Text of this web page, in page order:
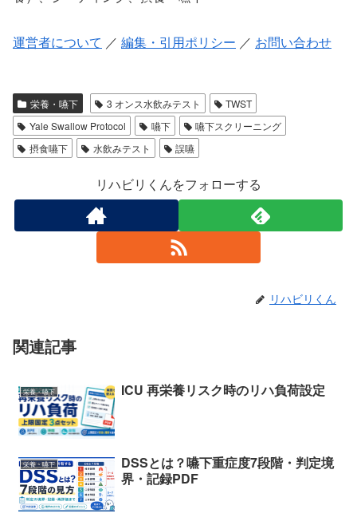
運営者について ／ 編集・引用ポリシー ／ お問い合わせ
栄養・嚥下 3 オンス水飲みテスト
TWST
Yale Swallow Protocol
嚥下
嚥下スクリーニング
摂食嚥下
水飲みテスト 誤嚥
リハビリくんをフォローする
リハビリくん
関連記事
栄養・嚥下 ICU 再栄養リスク時のリハ負荷設定
栄養・嚥下
DSSとは？嚥下重症度7段階・判定境
界・記録PDF